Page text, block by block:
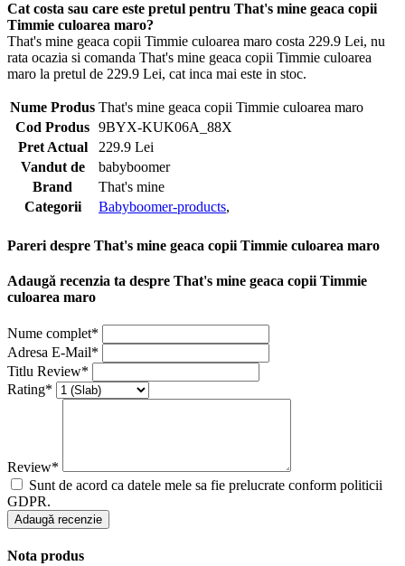
Cat costa sau care este pretul pentru That's mine geaca copii
Timmie culoarea maro?
That's mine geaca copii Timmie culoarea maro costa 229.9 Lei, nu
rata ocazia si comanda That's mine geaca copii Timmie culoarea
maro la pretul de 229.9 Lei, cat inca mai este in stoc.
Nume Produs That's mine geaca copii Timmie culoarea maro
Cod Produs 9BYX-KUK06A_88X
Pret Actual
229.9 Lei
Vandut de
babyboomer
Brand
That's mine
Categorii
Babyboomer-products,
Pareri despre That's mine geaca copii Timmie culoarea maro
Adaugă recenzia ta despre That's mine geaca copii Timmie
culoarea maro
Nume complet*
Adresa E-Mail*
Titlu Review*
Rating*
Review*
Sunt de acord ca datele mele sa fie prelucrate conform politicii
GDPR.
Adaugă recenzie
Nota produs